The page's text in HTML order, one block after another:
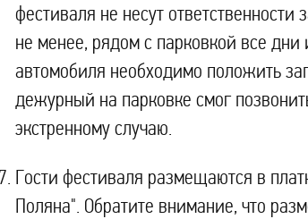
фестиваля не несут
не менее, рядом с парковкой все
автомобиля необходимо положить
дежурный на парковке смог
экстренному случаю.
Гости фестиваля размещаются в
Поляна". Обратите внимание, что